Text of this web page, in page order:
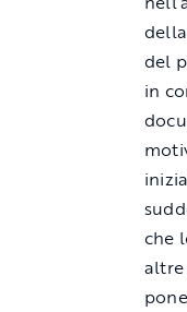
del
in
che